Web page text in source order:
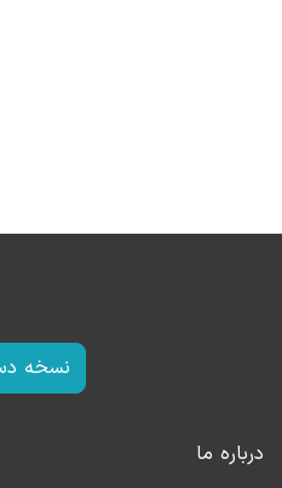
نسخه
درباره ما